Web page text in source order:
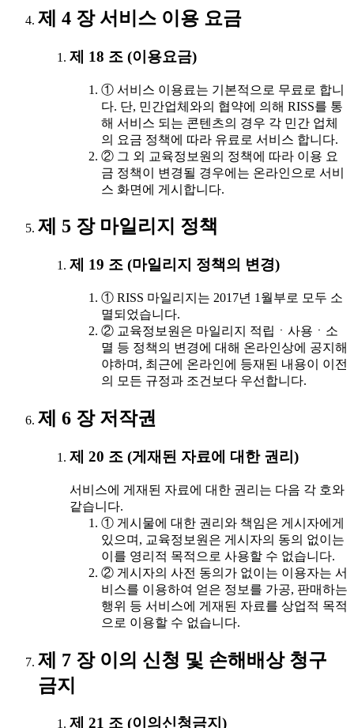
제 4 장 서비스 이용 요금
제 18 조 (이용요금)
① 서비스 이용료는 기본적으로 무료로 합니
다. 단, 민간업체와의 협약에 의해 RISS를 통
해 서비스 되는 콘텐츠의 경우 각 민간 업체
의 요금 정책에 따라 유료로 서비스 합니다.
② 그 외 교육정보원의 정책에 따라 이용 요
금 정책이 변경될 경우에는 온라인으로 서비
스 화면에 게시합니다.
제 5 장 마일리지 정책
제 19 조 (마일리지 정책의 변경)
① RISS 마일리지는 2017년 1월부로 모두 소
멸되었습니다.
② 교육정보원은 마일리지 적립ㆍ사용ㆍ소
멸 등 정책의 변경에 대해 온라인상에 공지해
야하며, 최근에 온라인에 등재된 내용이 이전
의 모든 규정과 조건보다 우선합니다.
제 6 장 저작권
제 20 조 (게재된 자료에 대한 권리)
서비스에 게재된 자료에 대한 권리는 다음 각 호와
같습니다.
① 게시물에 대한 권리와 책임은 게시자에게
있으며, 교육정보원은 게시자의 동의 없이는
이를 영리적 목적으로 사용할 수 없습니다.
② 게시자의 사전 동의가 없이는 이용자는 서
비스를 이용하여 얻은 정보를 가공, 판매하는
행위 등 서비스에 게재된 자료를 상업적 목적
으로 이용할 수 없습니다.
제 7 장 이의 신청 및 손해배상 청구
금지
제 21 조 (이의신청금지)